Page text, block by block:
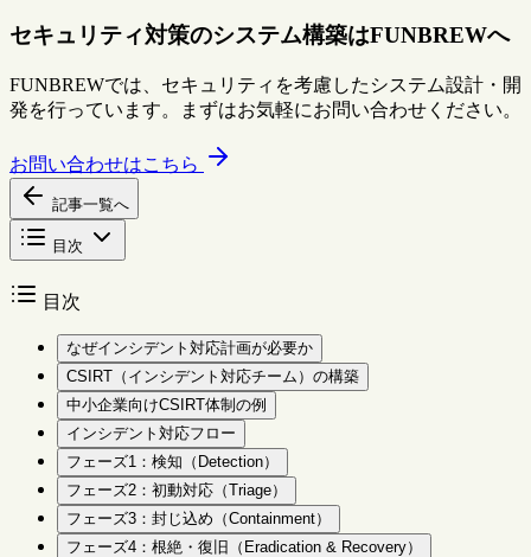
セキュリティ対策のシステム構築はFUNBREWへ
FUNBREWでは、セキュリティを考慮したシステム設計・開
発を行っています。まずはお気軽にお問い合わせください。
お問い合わせはこちら
記事一覧へ
目次
目次
なぜインシデント対応計画が必要か
CSIRT（インシデント対応チーム）の構築
中小企業向けCSIRT体制の例
インシデント対応フロー
フェーズ1：検知（Detection）
フェーズ2：初動対応（Triage）
フェーズ3：封じ込め（Containment）
フェーズ4：根絶・復旧（Eradication & Recovery）